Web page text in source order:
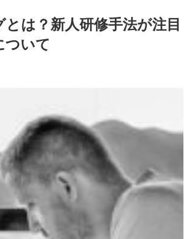
は？新人研修手法が注目
ついて